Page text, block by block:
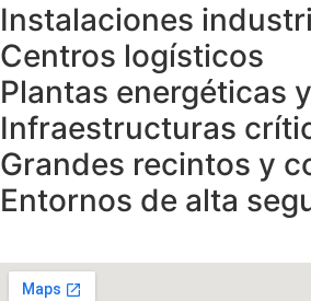
Instalaciones
Centros logísticos
Plantas energéticas
Infraestructuras
Grandes recintos y
Entornos de alta